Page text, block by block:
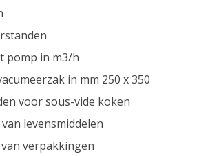
pomp in m3/h
in mm 250 x 350
voor sous-vide koken
levensmiddelen
verpakkingen